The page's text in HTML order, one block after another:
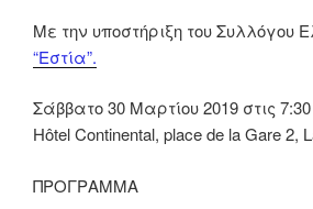
Με την υποστήριξη του Συλλόγου
“Εστία”.
Σάββατο 30 Μαρτίου 2019 στις
Ηôtel Continental, place de la Gare 2,
ΠΡΟΓΡΑΜΜΑ